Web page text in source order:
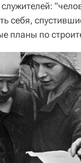
себя,
планы по